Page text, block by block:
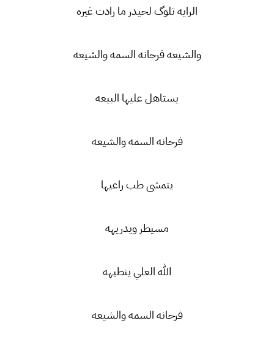
الرايه تلوگ لحيدر ما رادت غيره
والشيعه فرحانه السمه والشيعه
يستاهل عليها البيعه
فرحانه السمه والشيعه
يتمشى طب راعيها
مسيطر ويدريهه
الله العلي ينطيهه
فرحانه السمه والشيعه